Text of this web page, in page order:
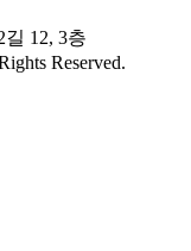
12, 3층
Reserved.